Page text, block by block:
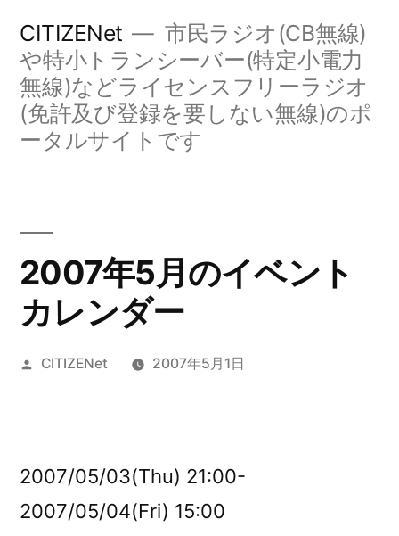
CITIZENet
市民ラジオ(CB無線)
や特小トランシーバー(特定小電力
無線)などライセンスフリーラジオ
(免許及び登録を要しない無線)のポ
ータルサイトです
2007年5月のイベント
カレンダー
投
CITIZENet 2007年5月1日
2007/05/03(Thu) 21:00-
2007/05/04(Fri) 15:00